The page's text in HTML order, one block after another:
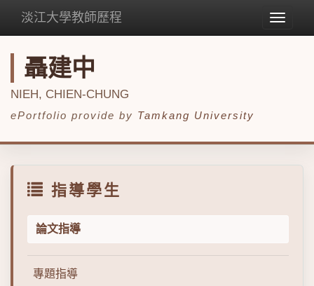
Toggle
淡江大學教師歷程
聶建中
NIEH, CHIEN-CHUNG
ePortfolio provide by Tamkang University
指導學生
論文指導
專題指導